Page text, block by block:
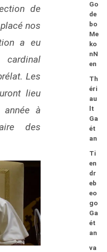
de
nos
a eu
Les
lieu
à
des
Go
de
bo
Me
ko
nN
en
Th
éri
au
lt
Ga
ét
an
Ti
en
dr
eb
eo
go
Ga
ét
an
va